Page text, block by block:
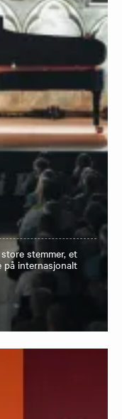
stemmer, et
på internasjonalt